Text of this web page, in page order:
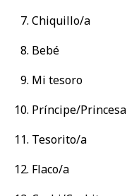
Chiquillo/a
Bebé
Mi tesoro
Príncipe/Princesa
Tesorito/a
Flaco/a